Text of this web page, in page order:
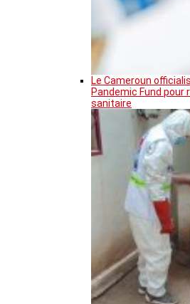
Le Cameroun
Pandemic Fund
sanitaire